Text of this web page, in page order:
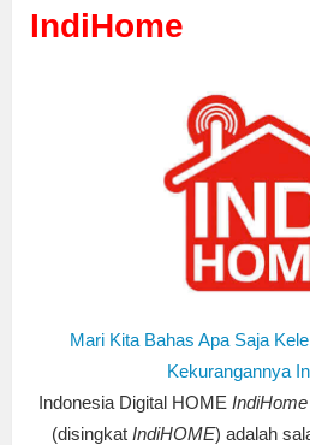
IndiHome
Mari Kita Bahas Apa Saja
Kekurangannya
Indonesia Digital HOME IndiHome
(disingkat IndiHOME) adalah